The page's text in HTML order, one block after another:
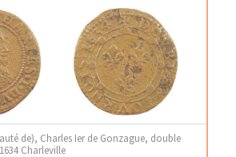
de), Charles Ier de Gonzague, double
Charleville